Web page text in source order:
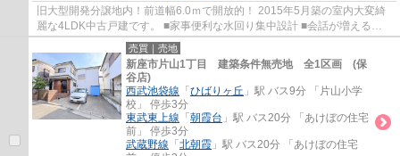
旧大型開発分譲地内！前道幅6.0ｍで開放的！ 2015年5月築の室内大変綺
麗な4LDK中古戸建です。 ■家事便利な水回り集中設計 ■会話が増えるリ
ビングイン階段 ■ウォークインクローゼット ...
売買｜売地
新座市片山1丁目 建築条件無売地 全1区画 (保
谷店)
西武池袋線 「 ひばりヶ丘 」駅 バス9分 「片山小学
校」 停歩3分
東武東上線 「 朝霞台 」駅 バス20分 「あけぼの住宅
前」 停歩3分
武蔵野線 「 北朝霞 」駅 バス20分 「あけぼの住宅